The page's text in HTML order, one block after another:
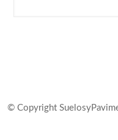
© Copyright